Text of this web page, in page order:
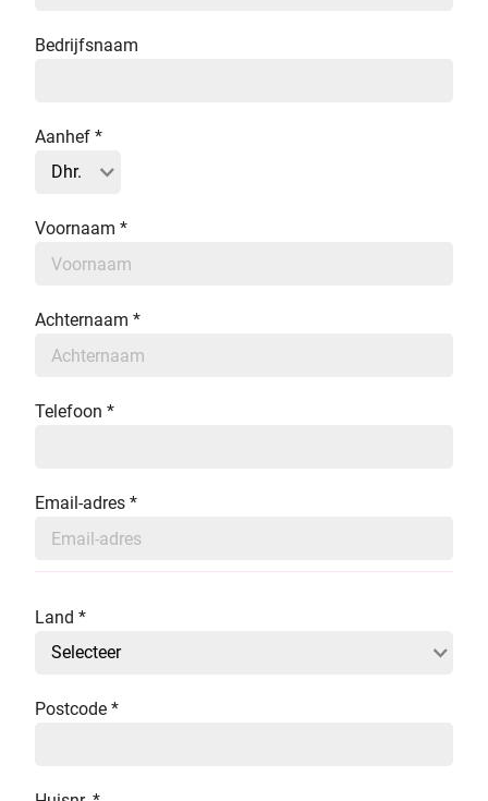
Bedrijfsnaam
Aanhef *
Voornaam *
Achternaam *
Telefoon *
Email-adres *
Land *
Postcode *